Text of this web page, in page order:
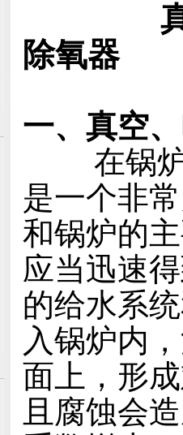
除氧器
一、真空
在锅炉
是一个非
和锅炉的
应当迅速
的给水系
入锅炉内
面上，形
且腐蚀会